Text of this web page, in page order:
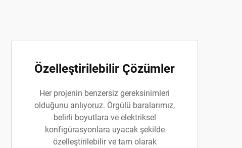
Özelleştirilebilir Çözümler
Her projenin benzersiz gereksinimleri
olduğunu anlıyoruz. Örgülü baralarımız,
belirli boyutlara ve elektriksel
konfigürasyonlara uyacak şekilde
özelleştirilebilir ve tam olarak